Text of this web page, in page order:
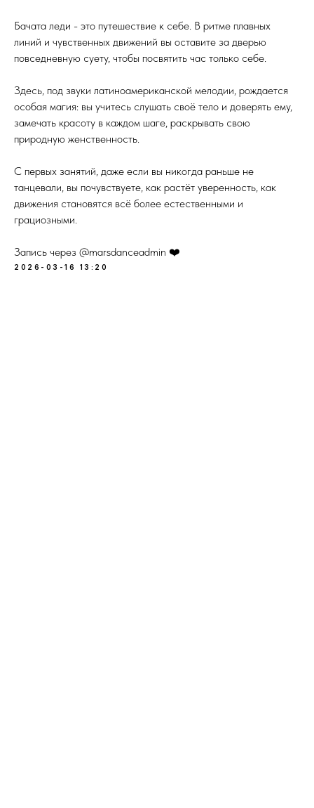
Бачата леди - это путешествие к себе. В ритме плавных
линий и чувственных движений вы оставите за дверью
повседневную суету, чтобы посвятить час только себе.
Здесь, под звуки латиноамериканской мелодии, рождается
особая магия: вы учитесь слушать своё тело и доверять ему,
замечать красоту в каждом шаге, раскрывать свою
природную женственность.
С первых занятий, даже если вы никогда раньше не
танцевали, вы почувствуете, как растёт уверенность, как
движения становятся всё более естественными и
грациозными.
Запись через @marsdanceadmin ❤️
2026-03-16 13:20